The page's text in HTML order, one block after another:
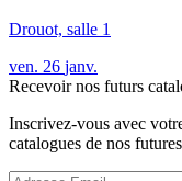
Drouot, salle 1
ven. 26 janv.
Recevoir nos futurs
Inscrivez-vous avec
catalogues de nos